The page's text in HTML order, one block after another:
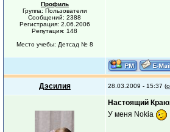
Профиль
Группа: Пользователи
Сообщений: 2388
Регистрация: 2.06.2006
Репутация: 148
Место учебы: Детсад № 8
Дэсилия 28.03.2009 - 15:37 (
Настоящий
У меня Nokia